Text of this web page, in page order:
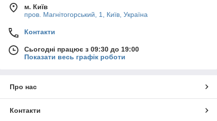
м. Київ
пров. Магнітогорський, 1, Київ, Україна
Контакти
Сьогодні працює з 09:30 до 19:00
Показати весь графік роботи
Про нас
Контакти